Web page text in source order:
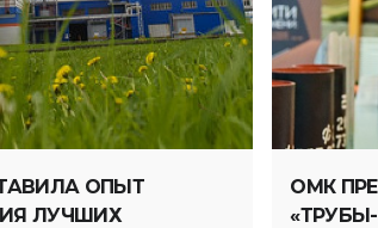
ОПЫТ
ЛУЧШИХ
ОМК